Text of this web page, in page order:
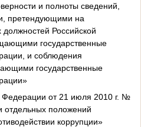
и полноты сведений,
претендующими на
Российской
государственные
и соблюдения
государственные
Федерации от 21 июля 2010 г. №
отдельных положений
коррупции»